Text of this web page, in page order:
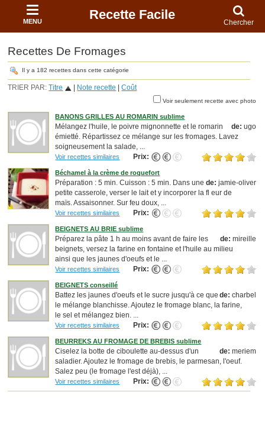
MENU Recette Facile
Chercher
Recettes De Fromages
Il y a 182 recettes dans cette catégorie
TRIER PAR: Titre | Note recette |Coût
Voir seulement recette avec photo
BANONS GRILLES AU ROMARIN sublime
de: ugo
Mélangez l'huile, le poivre mignonnette et le romarin
émietté. Répartissez ce mélange sur les fromages. Lavez
soigneusement la salade, ...
Voir recettes similaires Prix:
Béchamel à la crème de roquefort
de: jamie-oliver
Préparation : 5 min. Cuisson : 5 min. Dans une
petite casserole, verser le lait et y incorporer la fl eur de
maïs. Assaisonner. Sur feu doux, ...
Voir recettes similaires Prix:
BEIGNETS AU BRIE sublime
de: mireille
Préparez la pâte 1 h au moins avant de faire les
beignets, versez la farine en fontaine et l'huile au milieu
ainsi que les jaunes d'oeufs et le ...
Voir recettes similaires Prix:
BEIGNETS conseillé
de: charbel
Battez les jaunes d'oeufs et le sucre jusqu'à ce que
le mélange blanchisse. Ajoutez le fromage blanc, la farine,
le sel et mélangez bien. ...
Voir recettes similaires Prix:
BEURREKS AU FROMAGE DE BREBIS sublime
de: meriem
Ciselez la botte de ciboulette au-dessus d'un
saladier. Ajoutez le fromage de brebis, le parmesan, l'oeuf.
Salez peu (le fromage l'est déjà), ...
Voir recettes similaires Prix: